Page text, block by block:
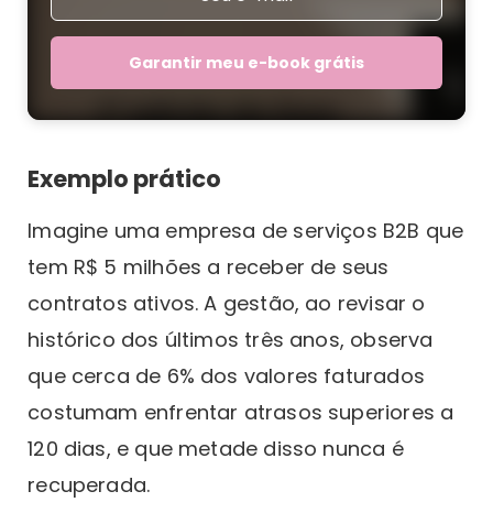
Garantir meu e-book grátis
Exemplo prático
Imagine uma empresa de serviços B2B que
tem R$ 5 milhões a receber de seus
contratos ativos. A gestão, ao revisar o
histórico dos últimos três anos, observa
que cerca de 6% dos valores faturados
costumam enfrentar atrasos superiores a
120 dias, e que metade disso nunca é
recuperada.